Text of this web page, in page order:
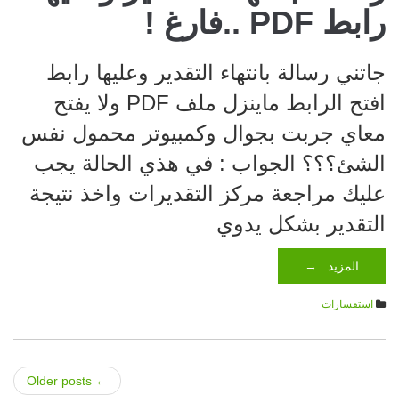
رابط PDF ..فارغ !
جاتني رسالة بانتهاء التقدير وعليها رابط
افتح الرابط ماينزل ملف PDF ولا يفتح
معاي جربت بجوال وكمبيوتر محمول نفس
الشئ؟؟؟ الجواب : في هذي الحالة يجب
عليك مراجعة مركز التقديرات واخذ نتيجة
التقدير بشكل يدوي
المزيد.. →
استفسارات
←